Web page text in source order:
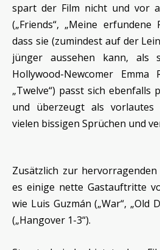
spart der Film nicht und vor
(„Friends“, „Meine erfundene
dass sie (zumindest auf der
jünger aussehen kann, als
Hollywood-Newcomer Emma
„Twelve“) passt sich ebenfalls
und überzeugt als vorlautes
vielen bissigen Sprüchen und
Zusätzlich zur
es einige nette Gastauftritte
wie Luis Guzmán („War“, „Old
(„Hangover 1-3“).